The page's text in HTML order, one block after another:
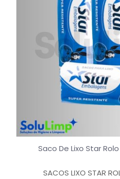
Saco De Lixo Star
SACOS LIXO STAR